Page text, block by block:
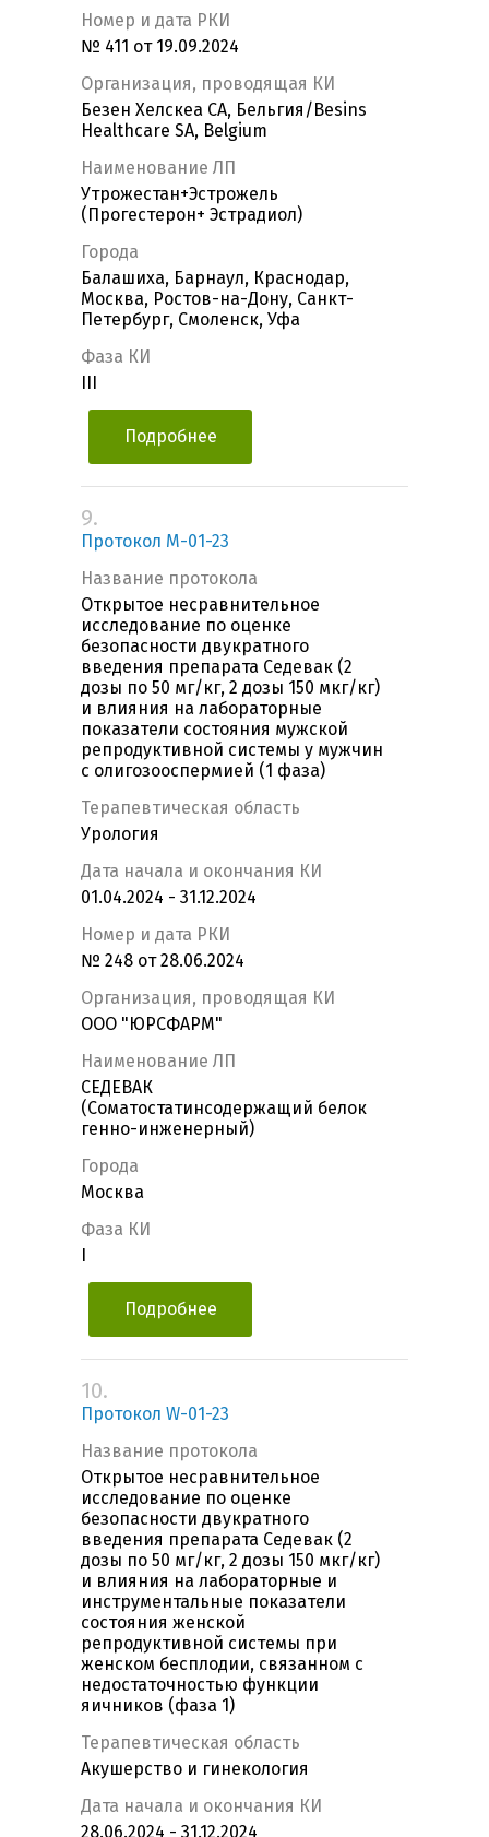
Номер и дата РКИ
№ 411 от 19.09.2024
Организация, проводящая КИ
Безен Хелскеа СА, Бельгия/Besins
Healthcare SA, Belgium
Наименование ЛП
Утрожестан+Эстрожель
(Прогестерон+ Эстрадиол)
Города
Балашиха, Барнаул, Краснодар,
Москва, Ростов-на-Дону, Санкт-
Петербург, Смоленск, Уфа
Фаза КИ
Подробнее
9.
Протокол M-01-23
Название протокола
Открытое несравнительное
исследование по оценке
безопасности двукратного
введения препарата Седевак (2
дозы по 50 мг/кг, 2 дозы 150 мкг/кг)
и влияния на лабораторные
показатели состояния мужской
репродуктивной системы у мужчин
с олигозооспермией (1 фаза)
Терапевтическая область
Урология
Дата начала и окончания КИ
01.04.2024 - 31.12.2024
Номер и дата РКИ
№ 248 от 28.06.2024
Организация, проводящая КИ
ООО "ЮРСФАРМ"
Наименование ЛП
СЕДЕВАК
(Соматостатинсодержащий белок
генно-инженерный)
Города
Москва
Фаза КИ
Подробнее
10.
Протокол W-01-23
Название протокола
Открытое несравнительное
исследование по оценке
безопасности двукратного
введения препарата Седевак (2
дозы по 50 мг/кг, 2 дозы 150 мкг/кг)
и влияния на лабораторные и
инструментальные показатели
состояния женской
репродуктивной системы при
женском бесплодии, связанном с
недостаточностью функции
яичников (фаза 1)
Терапевтическая область
Акушерство и гинекология
Дата начала и окончания КИ
28.06.2024 - 31.12.2024